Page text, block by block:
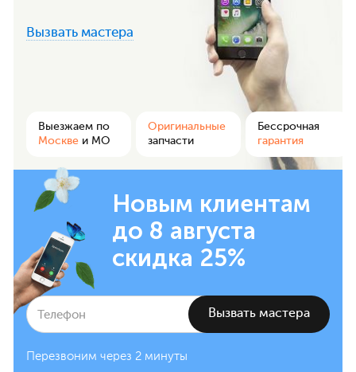
Вызвать мастера
Выезжаем по
Москве и МО
Оригинальные
запчасти
Бессрочная
гарантия
Новым клиентам
до 8 августа
скидка 25%
Перезвоним через 2 минуты